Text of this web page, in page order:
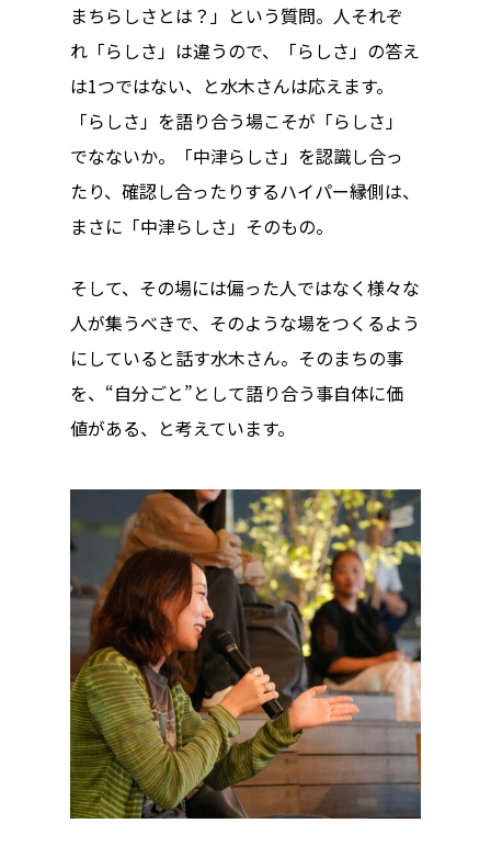
まちらしさとは？」という質問。人それぞ
れ「らしさ」は違うので、「らしさ」の答え
は1つではない、と水木さんは応えます。
「らしさ」を語り合う場こそが「らしさ」
でなないか。「中津らしさ」を認識し合っ
たり、確認し合ったりするハイパー縁側は、
まさに「中津らしさ」そのもの。
そして、その場には偏った人ではなく様々な
人が集うべきで、そのような場をつくるよう
にしていると話す水木さん。そのまちの事
を、“自分ごと”として語り合う事自体に価
値がある、と考えています。